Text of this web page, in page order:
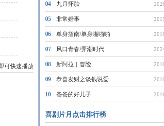
可快速播放
04 九月怀胎
05 非常婚事
06 单身指南/单身啪啪啪
07 风口青春/弄潮时代
08 新阿拉丁冒险
09 恭喜发财之谈钱说爱
10 爸爸的好儿子
喜剧片月点击排行榜